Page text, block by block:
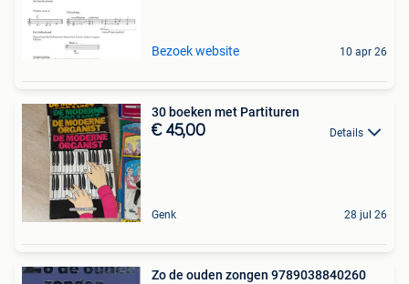
Bezoek website 10 apr 26
30 boeken met Partituren
€ 45,00 Details
Genk 28 jul 26
Zo de ouden zongen 9789038840260